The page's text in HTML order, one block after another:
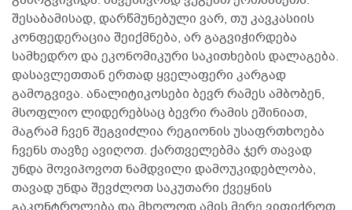
შესაბამისად, დარწმუნებული ვარ, თუ კავკასიის
კონფედერაცია შეიქმნება, არ გაგვიჭირდება
სამხედრო და ეკონომიკური საკითხების დალაგება.
დასავლეთთან ერთად ყველაფერი კარგად
გამოგვივა. ანალიტიკოსები ბევრ რამეს ამბობენ,
მსოფლიო ლიდერებსაც ბევრი რამის ეშინიათ,
მაგრამ ჩვენ შეგვიძლია რეგიონის უსაფრთხოება
ჩვენს თავზე ავიღოთ. ქართველებმა ჯერ თავად
უნდა მოვიპოვოთ ნამდვილი დამოუკიდებლობა,
თავად უნდა შევძლოთ საკუთარი ქვეყნის